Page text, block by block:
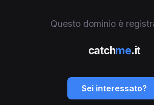
Questo dominio è
catchme.it
Sei interessato?